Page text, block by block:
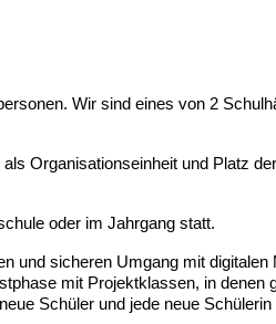
Wir sind eines von 2
Organisationseinheit und Platz
oder im Jahrgang statt.
und sicheren Umgang mit digitalen
mit Projektklassen, in denen
Schüler und jede neue